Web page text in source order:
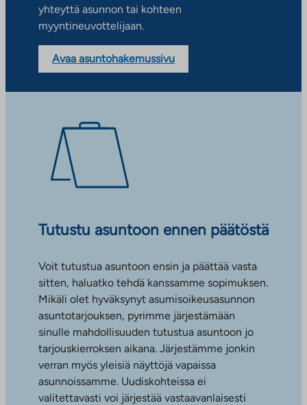
yhteyttä asunnon tai kohteen
myyntineuvottelijaan.
Avaa asuntohakemussivu
Tutustu asuntoon ennen päätöstä
Voit tutustua asuntoon ensin ja päättää vasta
sitten, haluatko tehdä kanssamme sopimuksen.
Mikäli olet hyväksynyt asumisoikeusasunnon
asuntotarjouksen, pyrimme järjestämään
sinulle mahdollisuuden tutustua asuntoon jo
tarjouskierroksen aikana. Järjestämme jonkin
verran myös yleisiä näyttöjä vapaissa
asunnoissamme. Uudiskohteissa ei
valitettavasti voi järjestää vastaavanlaisesti